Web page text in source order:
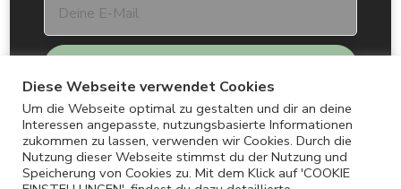
Diese Webseite verwendet Cookies
Um die Webseite optimal zu gestalten und dir an deine
Interessen angepasste, nutzungsbasierte Informationen
zukommen zu lassen, verwenden wir Cookies. Durch die
Nutzung dieser Webseite stimmst du der Nutzung und
Speicherung von Cookies zu. Mit dem Klick auf 'COOKIE